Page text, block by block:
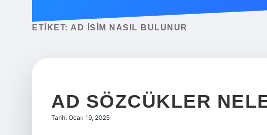
ETIKET: AD ISIM NASIL BULUNUR
AD SÖZCÜKLER
Tarih: Ocak 19, 2025